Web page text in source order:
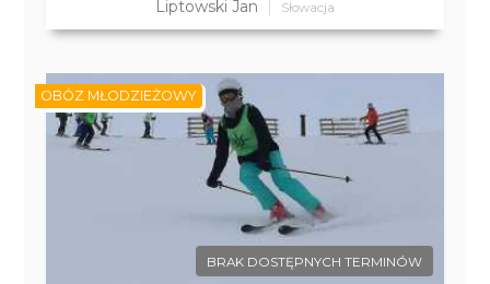
Liptowski Jan Słowacja
BRAK DOSTĘPNYCH TERMINÓW
OBÓZ MŁODZIEŻOWY